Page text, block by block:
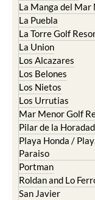
La Manga del Mar
La Puebla
La Torre Golf
La Union
Los Alcazares
Los Belones
Los Nietos
Los Urrutias
Mar Menor Golf
Pilar de la
Playa Honda /
Paraiso
Portman
Roldan and Lo
San Javier